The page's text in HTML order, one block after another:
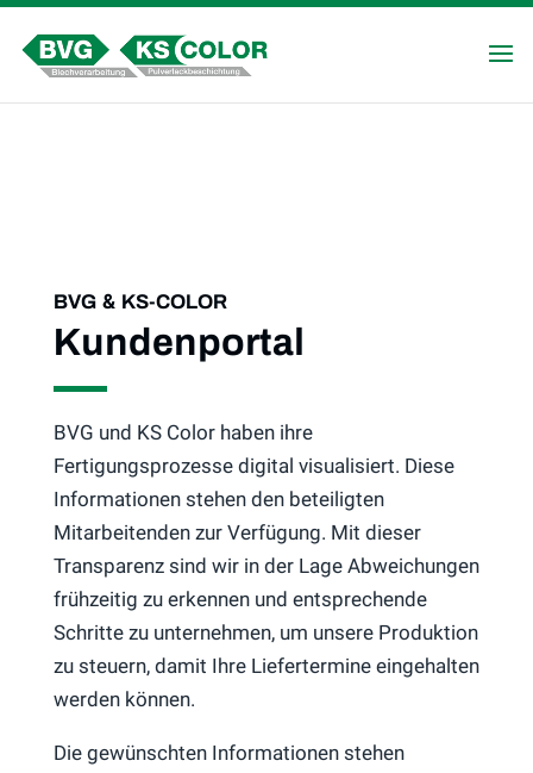
BVG & KS-COLOR
Kundenportal
BVG und KS Color haben ihre
Fertigungsprozesse digital visualisiert. Diese
Informationen stehen den beteiligten
Mitarbeitenden zur Verfügung. Mit dieser
Transparenz sind wir in der Lage Abweichungen
frühzeitig zu erkennen und entsprechende
Schritte zu unternehmen, um unsere Produktion
zu steuern, damit Ihre Liefertermine eingehalten
werden können.
Die gewünschten Informationen stehen